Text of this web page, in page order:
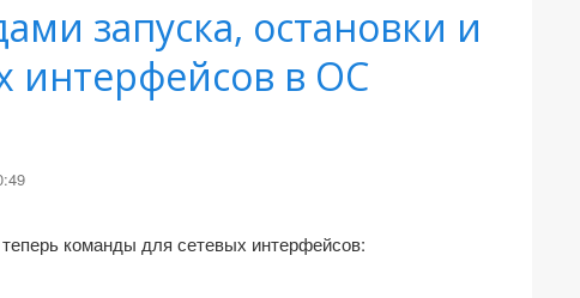
запуска, остановки и
интерфейсов в ОС
команды для сетевых интерфейсов: